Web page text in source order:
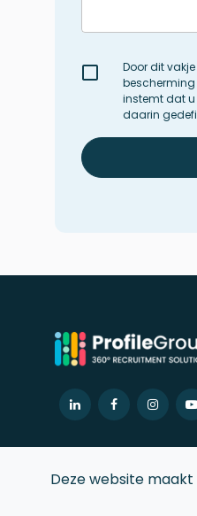
Door dit
bescherming
instemt dat
daarin
LinkedInFacebook
Deze website